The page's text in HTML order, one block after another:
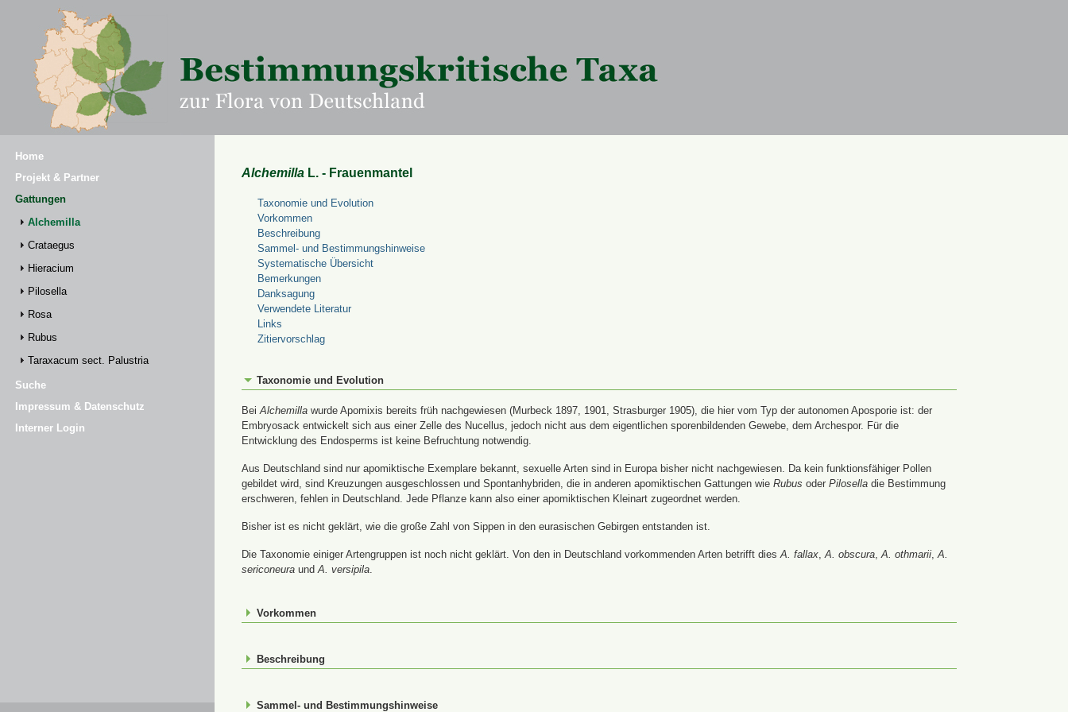
Home
Projekt & Partner
Gattungen
Alchemilla
Crataegus
Hieracium
Pilosella
Rosa
Rubus
Taraxacum sect. Palustria
Suche
Impressum & Datenschutz
Interner Login
Alchemilla L. - Frauenmantel
Taxonomie und Evolution
Vorkommen
Beschreibung
Sammel- und Bestimmungshinweise
Systematische Übersicht
Bemerkungen
Danksagung
Verwendete Literatur
Links
Zitiervorschlag
Taxonomie und Evolution
BeiAlchemilla wurde Apomixis bereits früh nachgewiesen (Murbeck 1897, 1901, Strasburger 1905), die hier vom Typ der autonomen Aposporie ist: der
Embryosack entwickelt sich aus einer Zelle des Nucellus, jedoch nicht aus dem eigentlichen sporenbildenden Gewebe, dem Archespor. Für die
Entwicklung des Endosperms ist keine Befruchtung notwendig.
Aus Deutschland sind nur apomiktische Exemplare bekannt, sexuelle Arten sind in Europa bisher nicht nachgewiesen. Da kein funktionsfähiger Pollen
gebildet wird, sind Kreuzungen ausgeschlossen und Spontanhybriden, die in anderen apomiktischen Gattungen wie Rubus oder Pilosella die Bestimmung
erschweren, fehlen in Deutschland. Jede Pflanze kann also einer apomiktischen Kleinart zugeordnet werden.
Bisher ist es nicht geklärt, wie die große Zahl von Sippen in den eurasischen Gebirgen entstanden ist.
Die Taxonomie einiger Artengruppen ist noch nicht geklärt. Von den in Deutschland vorkommenden Arten betrifft diesA. fallax,A. obscura,A. othmarii,A.
sericoneura undA. versipila.
Vorkommen
Beschreibung
Sammel- und Bestimmungshinweise